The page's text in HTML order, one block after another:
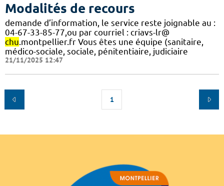
Modalités de recours
demande d’information, le service reste joignable au :
04-67-33-85-77,ou par courriel : criavs-lr@
chu .montpellier.fr Vous êtes une équipe (sanitaire,
médico-sociale, sociale, pénitentiaire, judiciaire
21/11/2025 12:47
1